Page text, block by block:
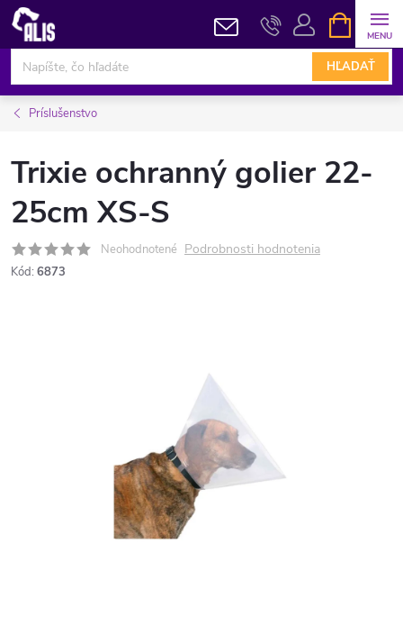
Prejsť
obsah
HĽADAŤ
KOŠÍK
Príslušenstvo
Trixie ochranný golier 22-
25cm XS-S
Neohodnotené Podrobnosti hodnotenia
Kód: 6873